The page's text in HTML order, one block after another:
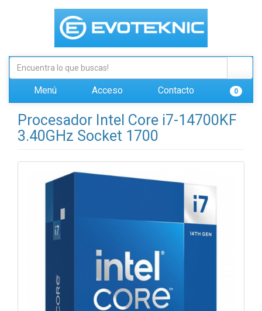
Menú Acceso Contacto 0
Procesador Intel Core i7-14700KF
3.40GHz Socket 1700